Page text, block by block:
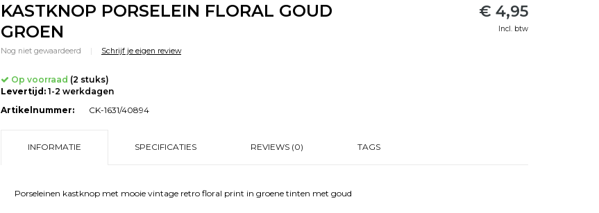
KASTKNOP PORSELEIN FLORAL GOUD
GROEN
Nog niet gewaardeerd | Schrijf je eigen review
€ 4,95
Incl. btw
Op voorraad (2 stuks)
Levertijd: 1-2 werkdagen
Artikelnummer:
CK-1631/40894
INFORMATIE SPECIFICATIES REVIEWS (0) TAGS
Porseleinen kastknop met mooie vintage retro floral print in groene tinten met goud